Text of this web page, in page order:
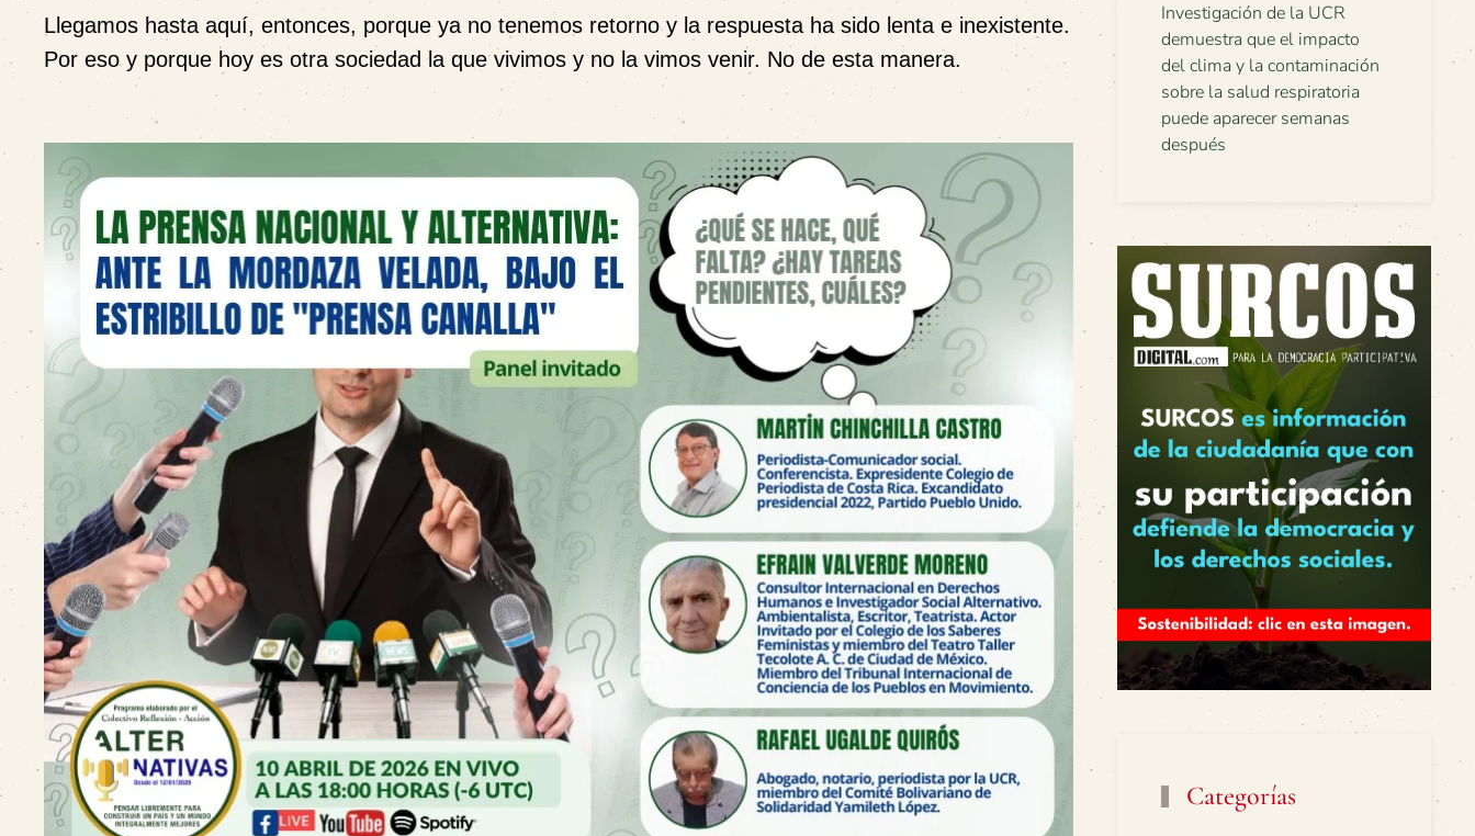
Llegamos hasta aquí, entonces, porque ya no tenemos retorno y la respuesta ha sido lenta e inexistente.
Por eso y porque hoy es otra sociedad la que vivimos y no la vimos venir. No de esta manera.
Investigación de la UCR
demuestra que el impacto
del clima y la contaminación
sobre la salud respiratoria
puede aparecer semanas
después
Categorías